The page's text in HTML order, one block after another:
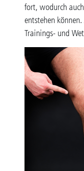
fort, wodurch
entstehen
Trainings- und